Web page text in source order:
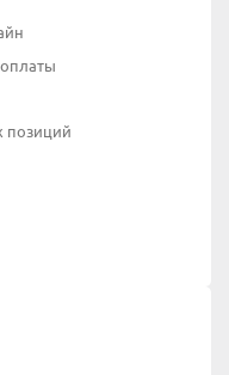
позиций